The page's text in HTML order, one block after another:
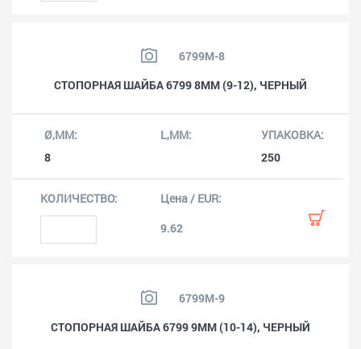
6799M-8
СТОПОРНАЯ ШАЙБА 6799 8MM (9-12), ЧЕРНЫЙ
8 250
9.62
6799M-9
СТОПОРНАЯ ШАЙБА 6799 9MM (10-14), ЧЕРНЫЙ